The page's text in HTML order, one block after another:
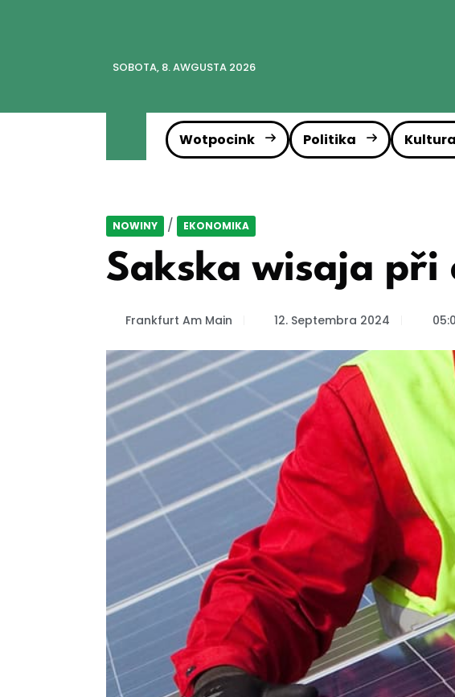
SOBOTA, 8. AWGUSTA 2026
Wotpocink Politika Kultura
NOWINY / EKONOMIKA
Sakska wisaja
Frankfurt Am Main 12. Septembra 2024